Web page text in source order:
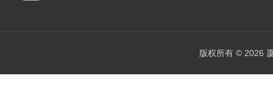
版权所有 © 2026